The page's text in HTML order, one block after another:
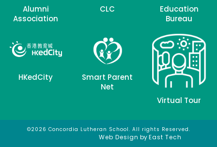
Alumni
Association
CLC
Education
Bureau
HKedCity
Smart Parent
Net
Virtual Tour
©2026 Concordia Lutheran School. All rights Reserved.
Web Design byEast Tech